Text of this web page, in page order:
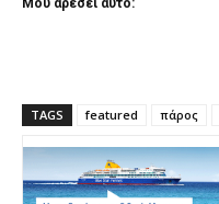
Μου αρέσει αυτό:
TAGS featured πάρος